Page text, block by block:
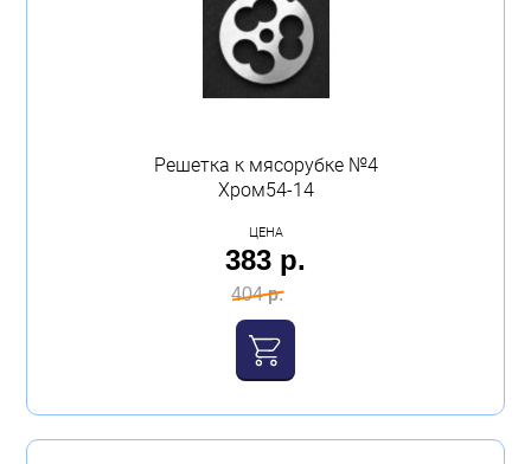
Решетка к мясорубке №4
Хром54-14
ЦЕНА
383 р.
404 р.